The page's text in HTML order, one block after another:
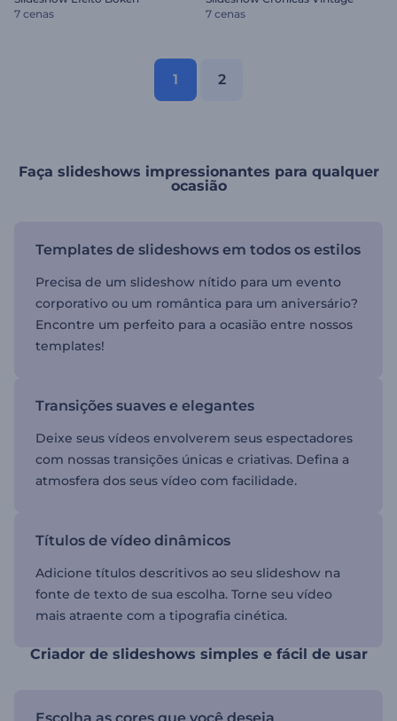
7 cenas
7 cenas
1 2
Faça slideshows impressionantes para qualquer
ocasião
Templates de slideshows em todos os estilos
Precisa de um slideshow nítido para um evento
corporativo ou um romântica para um aniversário?
Encontre um perfeito para a ocasião entre nossos
templates!
Transições suaves e elegantes
Deixe seus vídeos envolverem seus espectadores
com nossas transições únicas e criativas. Defina a
atmosfera dos seus vídeo com facilidade.
Títulos de vídeo dinâmicos
Adicione títulos descritivos ao seu slideshow na
fonte de texto de sua escolha. Torne seu vídeo
mais atraente com a tipografia cinética.
Criador de slideshows simples e fácil de usar